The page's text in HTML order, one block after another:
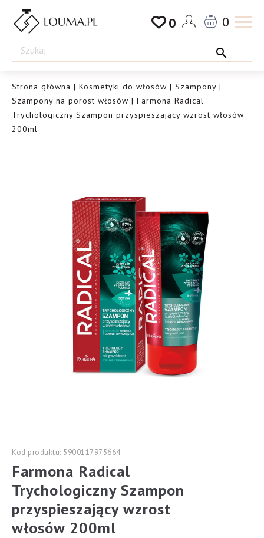
Przejdź
Drogeria
Louma.pl
0 0
Strona główna | Kosmetyki do włosów | Szampony |
Szampony na porost włosów | Farmona Radical
Trychologiczny Szampon przyspieszający wzrost włosów
200ml
Kod produktu: 5900117975664
Farmona Radical
Trychologiczny Szampon
przyspieszający wzrost
włosów 200ml